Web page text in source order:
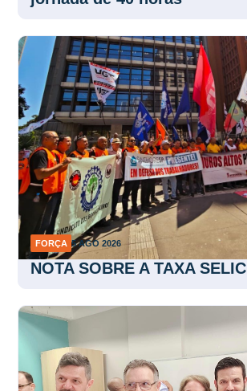
FORÇA 5 AGO 2026
NOTA SOBRE A TAXA SELIC